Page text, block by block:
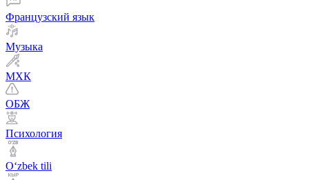
Французский язык
Музыка
МХК
ОБЖ
Психология
Оʻzbek tili